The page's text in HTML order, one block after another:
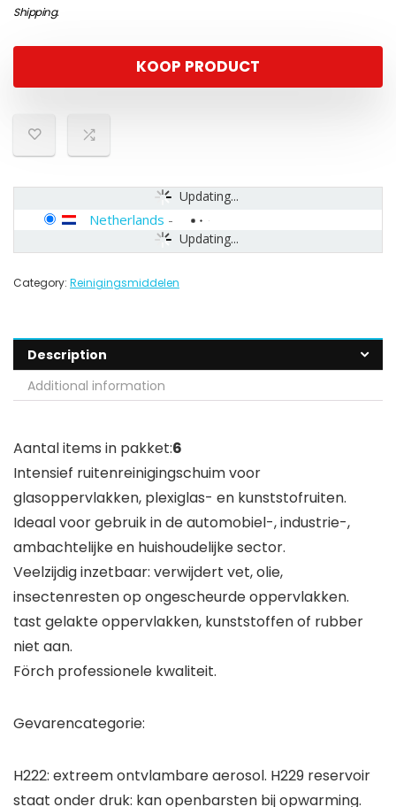
Shipping.
KOOP PRODUCT
Updating...
Updating...
Netherlands -
Category: Reinigingsmiddelen
Description
Additional information
Aantal items in pakket:6
Intensief ruitenreinigingschuim voor
glasoppervlakken, plexiglas- en kunststofruiten.
Ideaal voor gebruik in de automobiel-, industrie-,
ambachtelijke en huishoudelijke sector.
Veelzijdig inzetbaar: verwijdert vet, olie,
insectenresten op ongescheurde oppervlakken.
tast gelakte oppervlakken, kunststoffen of rubber
niet aan.
Förch professionele kwaliteit.
Gevarencategorie:
H222: extreem ontvlambare aerosol. H229 reservoir
staat onder druk: kan openbarsten bij opwarming.